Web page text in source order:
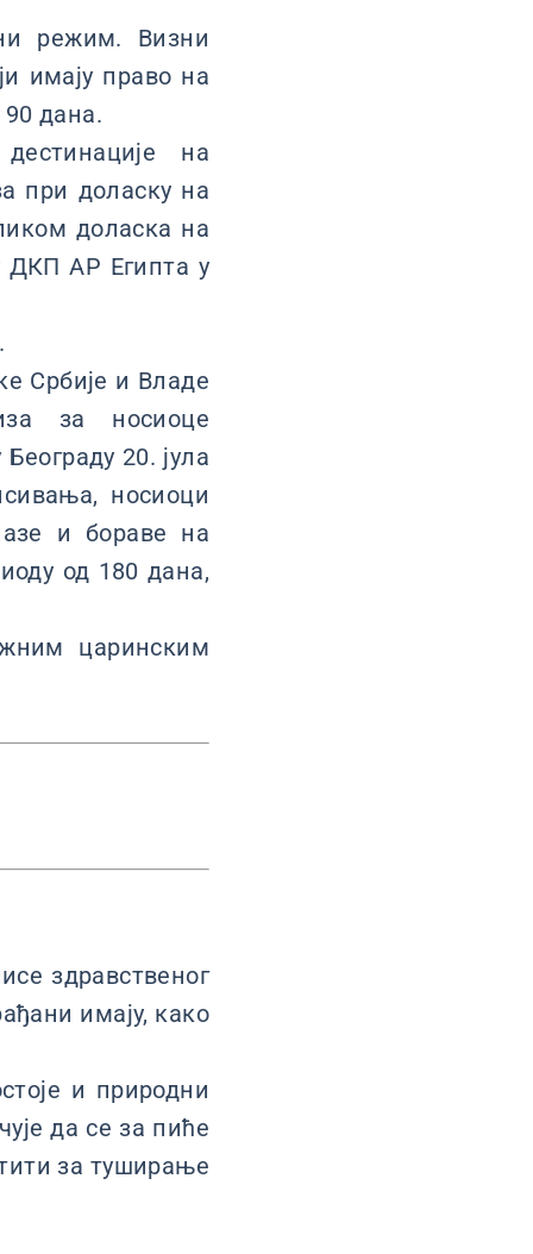
режим. Визни
имају право на
90 дана.
на
при доласку на
доласка на
ДКП АР Египта у
Србије и Владе
за носиоце
20. јула
носиоци
и бораве на
од 180 дана,
царинским
здравственог
имају, како
и природни
да се за пиће
за туширање